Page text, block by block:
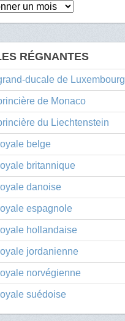
RÉGNANTES
ducale de Luxembourg
de Monaco
du Liechtenstein
belge
britannique
danoise
espagnole
hollandaise
jordanienne
norvégienne
suédoise